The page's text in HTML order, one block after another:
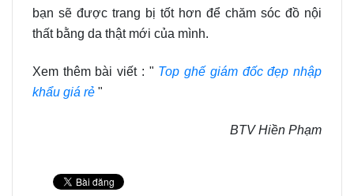
bạn sẽ được trang bị tốt hơn để chăm sóc đồ nội
thất bằng da thật mới của mình.
Xem thêm bài viết : " Top ghế giám đốc đẹp nhập
khẩu giá rẻ "
BTV Hiền Phạm